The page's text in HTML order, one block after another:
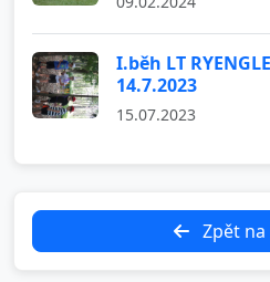
I.běh LT
14.7.2023
15.07.2023
Zpět